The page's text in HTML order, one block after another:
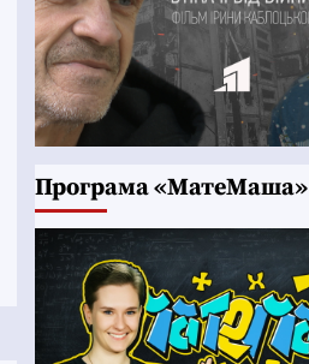
Програма «МатеМаша»